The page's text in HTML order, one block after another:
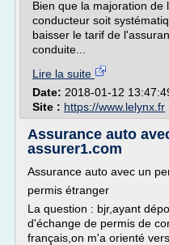
Bien que la majoration de
conducteur soit
baisser le tarif de
conduite...
Lire la suite
Date: 2018-01-12
Site : https://www.lelynx.fr
Assurance auto
assurer1.com
Assurance auto avec un
permis étranger
La question : bjr,ayant
d'échange de permis de
français,on m'a orienté